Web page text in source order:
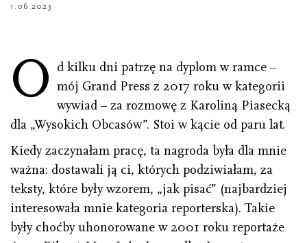
1.06.2023
O d kilku dni patrzę na dyplom w ramce –
mój Grand Press z 2017 roku w kategorii
wywiad – za rozmowę z Karoliną Piasecką
dla „Wysokich Obcasów”. Stoi w kącie od paru lat.
Kiedy zaczynałam pracę, ta nagroda była dla mnie
ważna: dostawali ją ci, których podziwiałam, za
teksty, które były wzorem, „jak pisać” (najbardziej
interesowała mnie kategoria reporterska). Takie
były choćby uhonorowane w 2001 roku reportaże